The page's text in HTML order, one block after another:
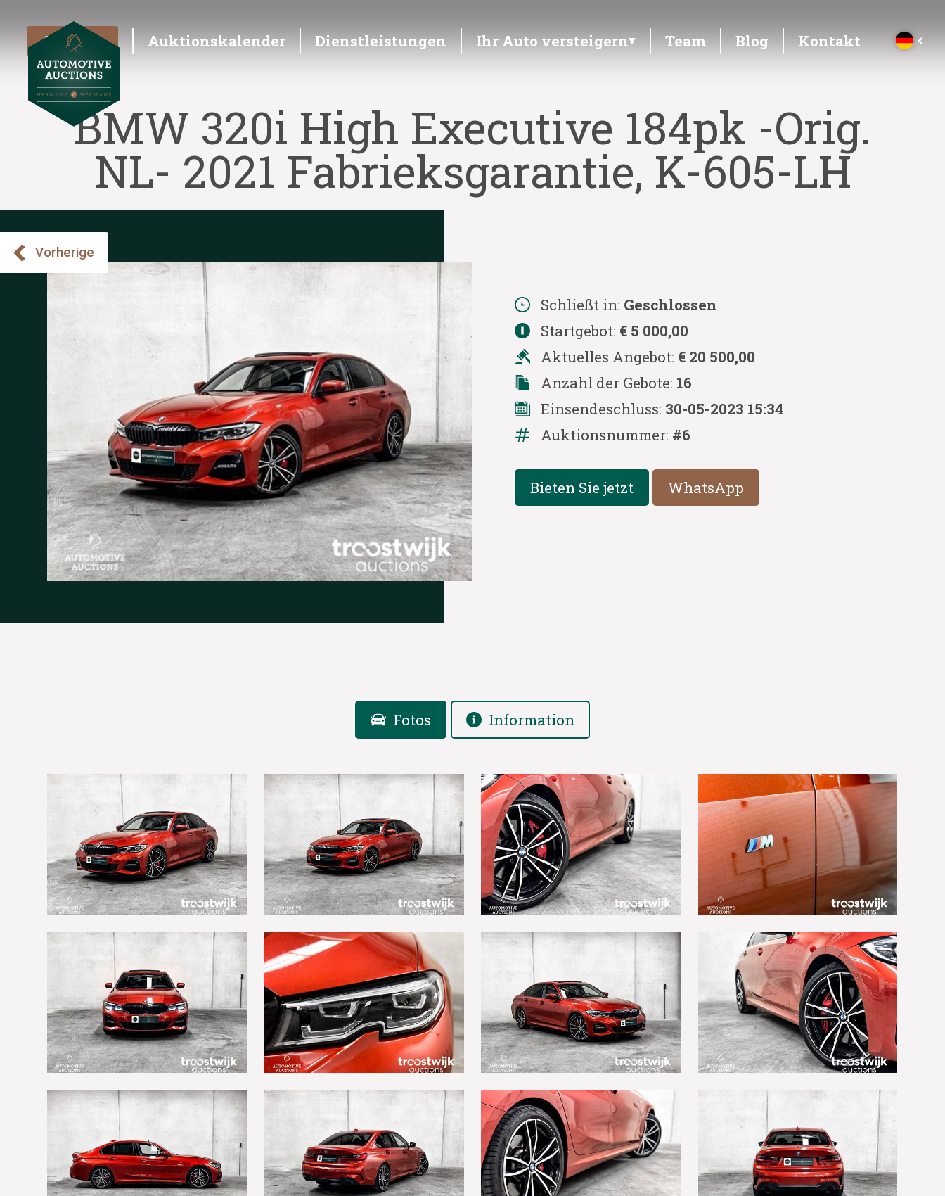
Angebot Auktionskalender Dienstleistungen Ihr Auto versteigern Team Blog Kontakt
BMW 320i High Executive 184pk -Orig.
NL- 2021 Fabrieksgarantie, K-605-LH
Schließt in: Geschlossen
Startgebot: € 5 000,00
Aktuelles Angebot: € 20 500,00
Anzahl der Gebote: 16
Einsendeschluss: 30-05-2023 15:34
Auktionsnummer: #6
Bieten Sie jetzt WhatsApp
Fotos Information
Vorherige